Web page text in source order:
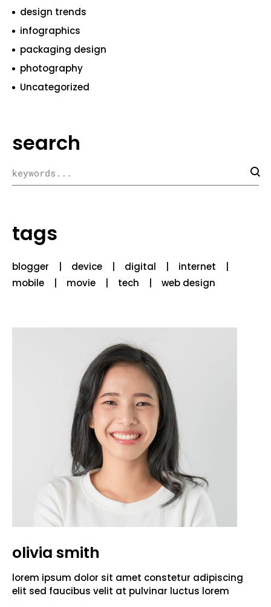
design trends
infographics
packaging design
photography
Uncategorized
search
tags
blogger device digital
internet
mobile
movie tech web design
olivia smith
lorem ipsum dolor sit amet constetur adipiscing
elit sed faucibus velit at pulvinar luctus lorem